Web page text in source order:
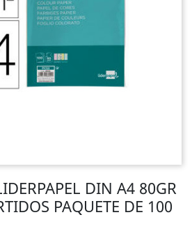
DIN A4 80GR
PAQUETE DE 100